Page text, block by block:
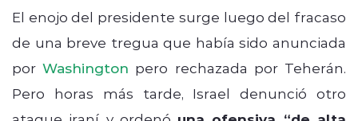
El enojo del presidente surge luego del fracaso
de una breve tregua que había sido anunciada
porWashington pero rechazada por Teherán.
Pero horas más tarde, Israel denunció otro